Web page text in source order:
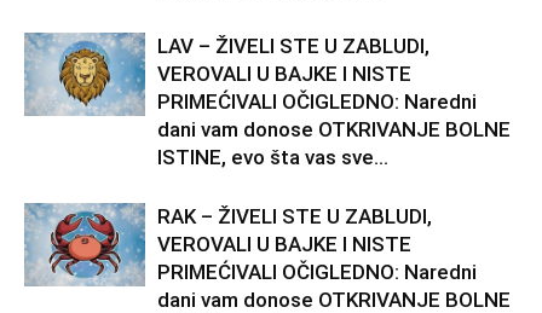
LAV – ŽIVELI STE U ZABLUDI,
VEROVALI U BAJKE I NISTE
PRIMEĆIVALI OČIGLEDNO: Naredni
dani vam donose OTKRIVANJE BOLNE
ISTINE, evo šta vas sve...
RAK – ŽIVELI STE U ZABLUDI,
VEROVALI U BAJKE I NISTE
PRIMEĆIVALI OČIGLEDNO: Naredni
dani vam donose OTKRIVANJE BOLNE